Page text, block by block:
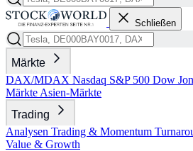
Schließen
Märkte
DAX/MDAX Nasdaq S&P 500 Dow
Märkte Asien-Märkte
Trading
Analysen Trading & Momentum
Value & Growth